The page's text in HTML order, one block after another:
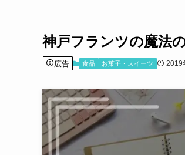
神戸フランツの魔法
広告 食品 お菓子・スイーツ 2019